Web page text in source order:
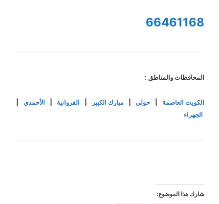
66461168
المحافظات والمناطق :
الكويت العاصمة حولي|مبارك الكبير الفروانية الأحمدي
الجهراء
شارك هذا الموضوع: